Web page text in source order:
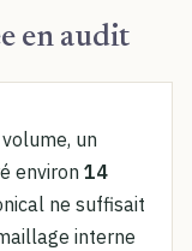
en audit
un
environ 14
ne suffisait
interne